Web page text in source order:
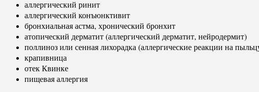
аллергический ринит
аллергический конъюнктивит
бронхиальная астма, хронический бронхит
атопический дерматит (аллергический дерматит, нейродермит)
поллиноз или сенная лихорадка (аллергические реакции на
крапивница
отек Квинке
пищевая аллергия